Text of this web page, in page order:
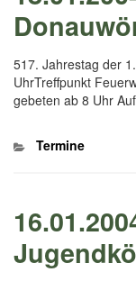
517. Jahrestag der
UhrTreffpunkt
gebeten ab 8 Uhr
Kategorien
Termine